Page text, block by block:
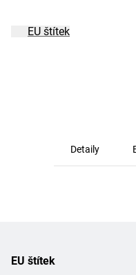
EU štítek
Detaily
EU štítek